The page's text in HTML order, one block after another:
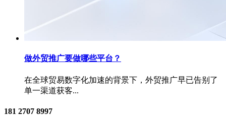
做外贸推广要做哪些平台？
在全球贸易数字化加速的背景下，外贸推广早已告别了
单一渠道获客...
181 2707 8997